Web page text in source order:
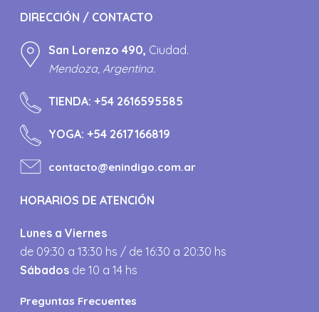
DIRECCIÓN / CONTACTO
San Lorenzo 490, Ciudad.
Mendoza, Argentina.
TIENDA:+54 2616595585
YOGA:+54 2617166819
contacto@enindigo.com.ar
HORARIOS DE ATENCIÓN
Lunes a Viernes
de 09:30 a 13:30 hs / de 16:30 a 20:30 hs
Sábados de 10 a 14 hs
Preguntas Frecuentes